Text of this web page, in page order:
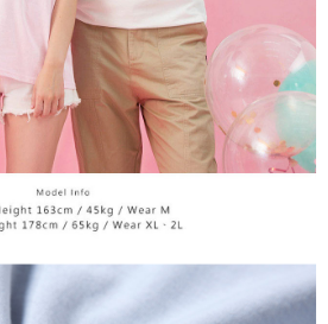
使用他人資訊註冊。若發現惡意使用之情形，
停止該用戶之使用額度並採取法律行動。